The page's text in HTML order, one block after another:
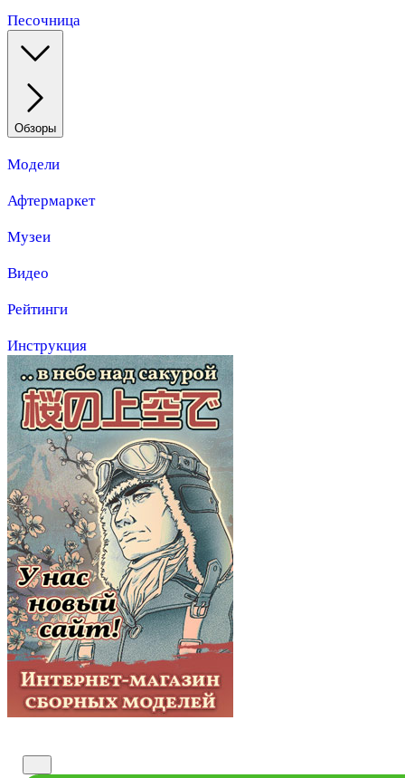
Песочница
Обзоры
Модели
Афтермаркет
Музеи
Видео
Рейтинги
Инструкция